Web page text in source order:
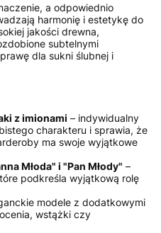
a odpowiednio
harmonię i estetykę do
jakości drewna,
subtelnymi
dla sukni ślubnej i
z imionami – indywidualny
charakteru i sprawia, że
ma swoje wyjątkowe
Młoda" i "Pan Młody" –
podkreśla wyjątkową rolę
modele z dodatkowymi
wstążki czy